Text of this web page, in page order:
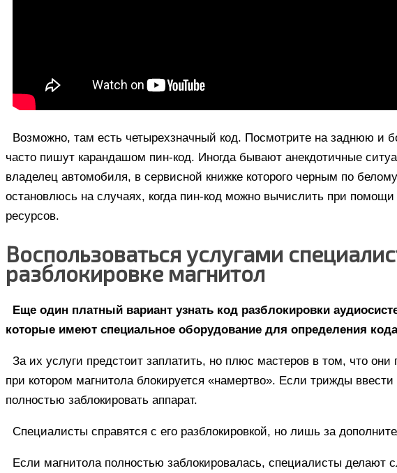
Возможно, там есть четырехзначный код. Посмотрите на заднюю и
часто пишут карандашом пин-код. Иногда бывают анекдотичные
владелец автомобиля, в сервисной книжке которого черным по
остановлюсь на случаях, когда пин-код можно вычислить при
ресурсов.
Воспользоваться услугами
разблокировке магнитол
Еще один платный вариант узнать код разблокировки
которые имеют специальное оборудование для определения кода
За их услуги предстоит заплатить, но плюс мастеров в том, что
при котором магнитола блокируется «намертво». Если трижды ввести
полностью заблокировать аппарат.
Специалисты справятся с его разблокировкой, но лишь за
Если магнитола полностью заблокировалась, специалисты делают